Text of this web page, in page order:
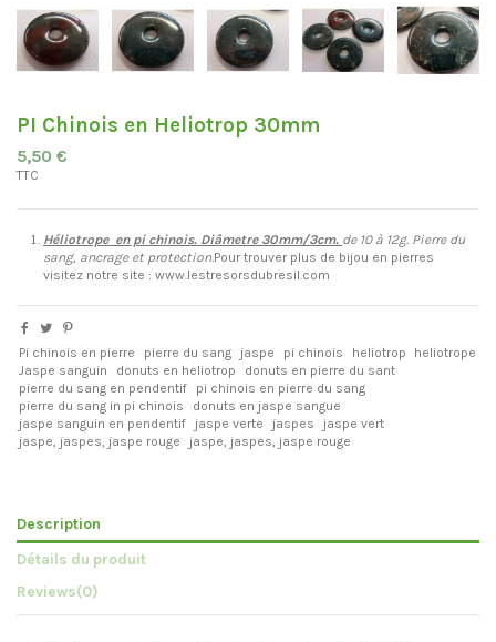
PI Chinois en Heliotrop 30mm
5,50 €
TTC
Héliotrope en pi chinois. Diâmetre 30mm/3cm. de 10 à 12g. Pierre du
sang, ancrage et protection. Pour trouver plus de bijou en pierres
visitez notre site : www.lestresorsdubresil.com
Pi chinois en pierre pierre du sang jaspe pi chinois heliotrop
heliotrope
Jaspe sanguin
donuts en heliotrop
donuts en pierre du sant
pierre du sang en pendentif
pi chinois en pierre du sang
pierre du sang in pi chinois
donuts en jaspe sangue
jaspe sanguin en pendentif
jaspe verte jaspes
jaspe vert
jaspe, jaspes, jaspe rouge
jaspe, jaspes, jaspe rouge
Description
Détails du produit
Reviews(0)